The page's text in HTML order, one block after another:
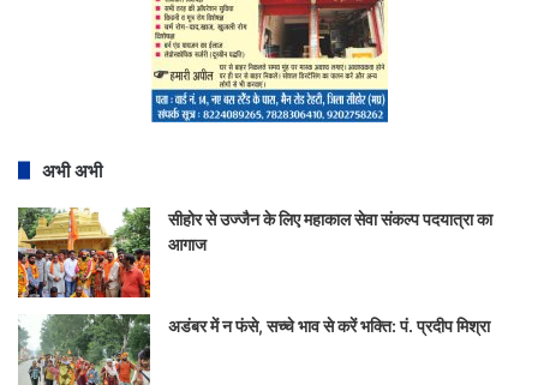
अभी अभी
सीहोर से उज्जैन के लिए महाकाल सेवा संकल्प पदयात्रा का
आगाज
अडंबर में न फंसे, सच्चे भाव से करें भक्ति: पं. प्रदीप मिश्रा